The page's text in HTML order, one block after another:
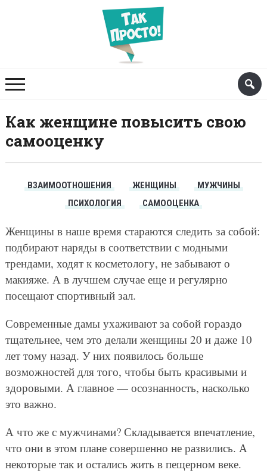
Как женщине повысить свою
самооценку
ВЗАИМООТНОШЕНИЯ ЖЕНЩИНЫ
МУЖЧИНЫ
ПСИХОЛОГИЯ
САМООЦЕНКА
Женщины в наше время стараются следить за собой:
подбирают наряды в соответствии с модными
трендами, ходят к косметологу, не забывают о
макияже. А в лучшем случае еще и регулярно
посещают спортивный зал.
Современные дамы ухаживают за собой гораздо
тщательнее, чем это делали женщины 20 и даже 10
лет тому назад. У них появилось больше
возможностей для того, чтобы быть красивыми и
здоровыми. А главное — осознанность, насколько
это важно.
А что же с мужчинами? Складывается впечатление,
что они в этом плане совершенно не развились. А
некоторые так и остались жить в пещерном веке.